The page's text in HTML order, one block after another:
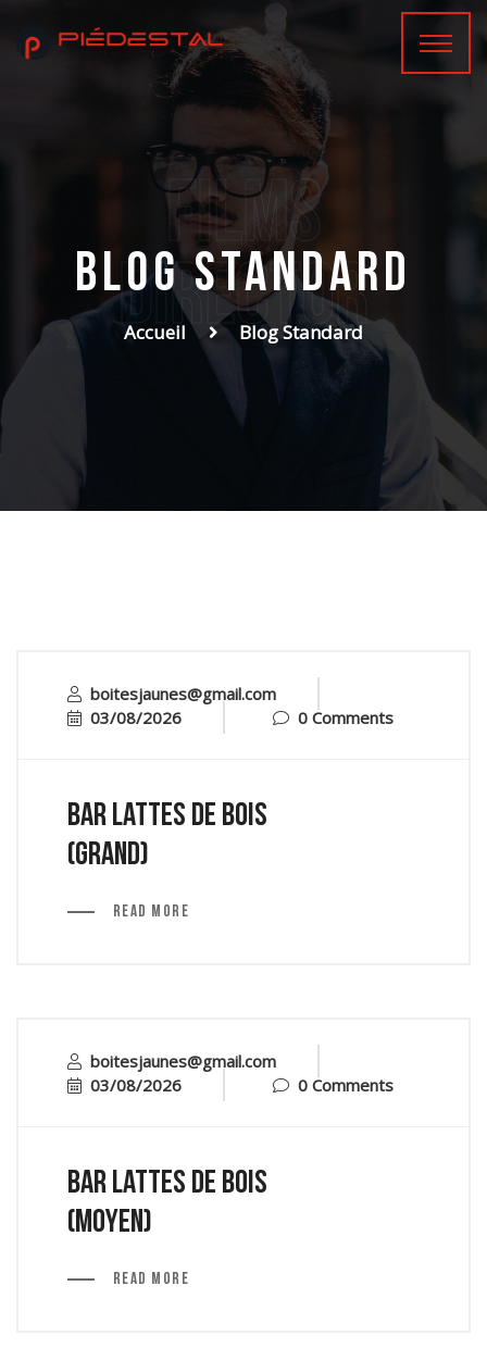
films
Director
Blog Standard
Accueil Blog Standard
boitesjaunes@gmail.com
03/08/2026
0 Comments
Bar lattes de bois
(grand)
Read More
boitesjaunes@gmail.com
03/08/2026
0 Comments
Bar lattes de bois
(moyen)
Read More